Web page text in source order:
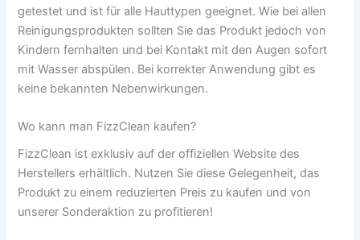
getestet und ist für alle Hauttypen geeignet. Wie bei allen
Reinigungsprodukten sollten Sie das Produkt jedoch von
Kindern fernhalten und bei Kontakt mit den Augen sofort
mit Wasser abspülen. Bei korrekter Anwendung gibt es
keine bekannten Nebenwirkungen.
Wo kann man FizzClean kaufen?
FizzClean ist exklusiv auf der offiziellen Website des
Herstellers erhältlich. Nutzen Sie diese Gelegenheit, das
Produkt zu einem reduzierten Preis zu kaufen und von
unserer Sonderaktion zu profitieren!